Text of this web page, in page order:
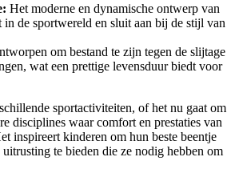
Het moderne en dynamische ontwerp van
in de sportwereld en sluit aan bij de stijl van
om bestand te zijn tegen de slijtage
wat een prettige levensduur biedt voor
sportactiviteiten, of het nu gaat om
disciplines waar comfort en prestaties van
inspireert kinderen om hun beste beentje
te bieden die ze nodig hebben om